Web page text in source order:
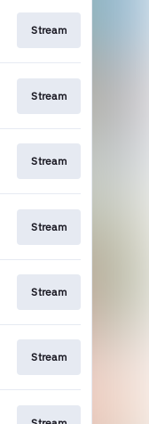
Stream
Stream
Stream
Stream
Stream
Stream